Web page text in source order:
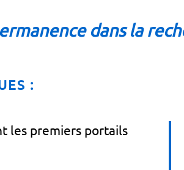
dans la
:
les premiers portails